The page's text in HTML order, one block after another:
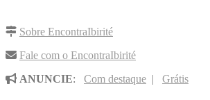
Sobre EncontraIbirité
Fale com o EncontraIbirité
ANUNCIE: Com destaque | Grátis